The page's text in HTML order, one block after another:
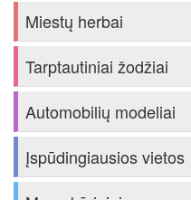
Miestų herbai
Tarptautiniai žodžiai
Automobilių modeliai
Įspūdingiausios vietos